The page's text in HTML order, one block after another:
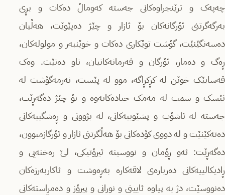
چەپەک و ترێنجراوەکانی جەستە کەوماڵ دەکات و بڕی
بەرگەگرتنی ئۆرگانەکان بۆ ئازار و چێژ دەپێوێت، هەڵیان
دەسەنگێنێت، گۆشت توێکاری دەکات و خوێنبەر و مولولەکان،
ڕەگ و دەمار، ئۆرگان و فەرمانەکانیان، ناو دەنێت. وەک
قەسابێک خوێن لە کڕکڕاگە، موو لە پێست، نەرمەگۆشت لە
ئێسک و سمت لە مەمک جیادەکاتەوە و بۆ چێژ دەگەڕێت،
جەستە لە ئاشۆب و پشێوییەکانی، لە بژوونی و ڕەشگییەکانی
دەتەکێنێت و لە دووی کۆدەکانی بۆ هەڵگرتنی ئازار و ئۆرگازمبوون،
دەگەڕێت: ئەو ڕۆمان و نووسینە ئیرۆتیکی، لێ رەخنەیی و
ڕادیکالییەکانی دەربارەی لاقەکارە بەڕەوشت و ئاکاربەرزەکان
دەنووسێت، دژ بە پیاوە ئایینی و نورانی و پیرۆز و دەمڕاستەکانی